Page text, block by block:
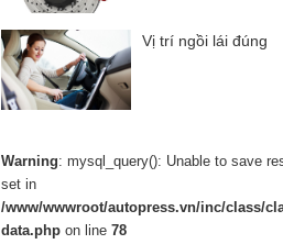
Vị trí ngồi lái đúng
Warning: mysql_query(): Unable to save
set in
/www/wwwroot/autopress.vn/inc/class/
data.php on line 78